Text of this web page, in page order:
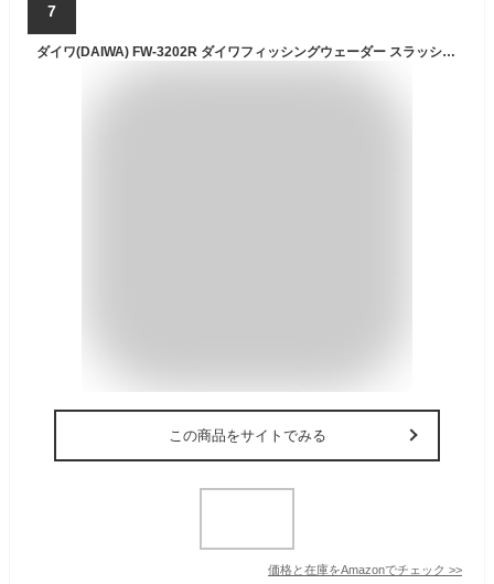
7
ダイワ(DAIWA) FW-3202R ダイワフィッシングウェーダー スラッシュグレー Lサイズ
この商品をサイトでみる
価格と在庫をAmazonでチェック >>